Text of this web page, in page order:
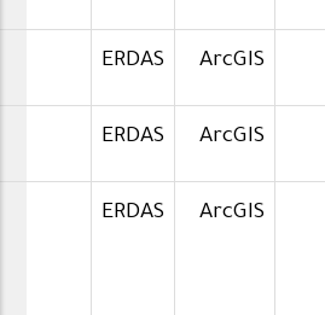
ArcGIS
ERDAS
ArcGIS
ERDAS
ArcGIS
ERDAS